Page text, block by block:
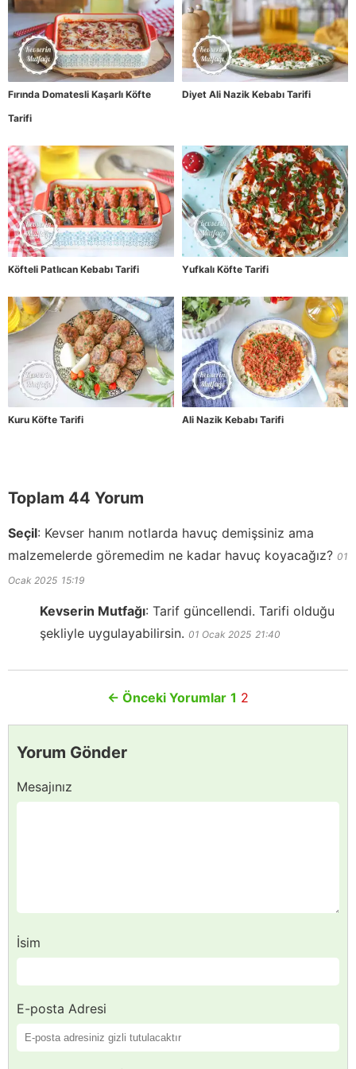
Fırında Domatesli Kaşarlı Köfte
Tarifi
Diyet Ali Nazik Kebabı Tarifi
Köfteli Patlıcan Kebabı Tarifi Yufkalı Köfte Tarifi
Kuru Köfte Tarifi Ali Nazik Kebabı Tarifi
Toplam 44 Yorum
Seçil: Kevser hanım notlarda havuç demişsiniz ama
malzemelerde göremedim ne kadar havuç koyacağız? 01
Ocak 2025 15:19
Kevserin Mutfağı: Tarif güncellendi. Tarifi olduğu
şekliyle uygulayabilirsin. 01 Ocak 2025 21:40
← Önceki Yorumlar 1 2
Yorum Gönder
Mesajınız
İsim
E-posta Adresi